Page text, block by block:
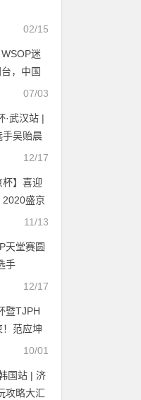
02/15
迷
，中国
07/03
·武汉站 |
手吴贻晨
麟”奖12/17
杯】喜迎
2020盛京
预告！11/13
天堂赛圆
手
获主赛冠
12/17
暨TJPH
！范应坤
终成王！
10/01
国站 | 济
攻略大汇